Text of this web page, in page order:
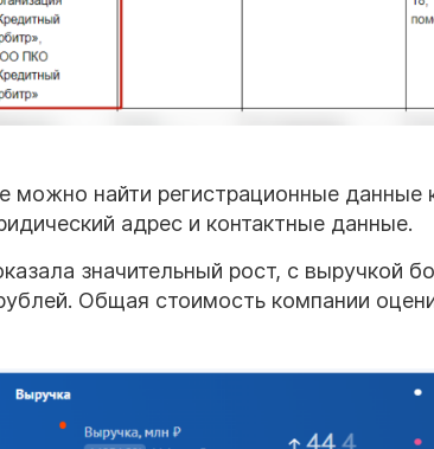
можно найти регистрационные
адрес и контактные данные.
значительный рост, с выручкой
Общая стоимость компании